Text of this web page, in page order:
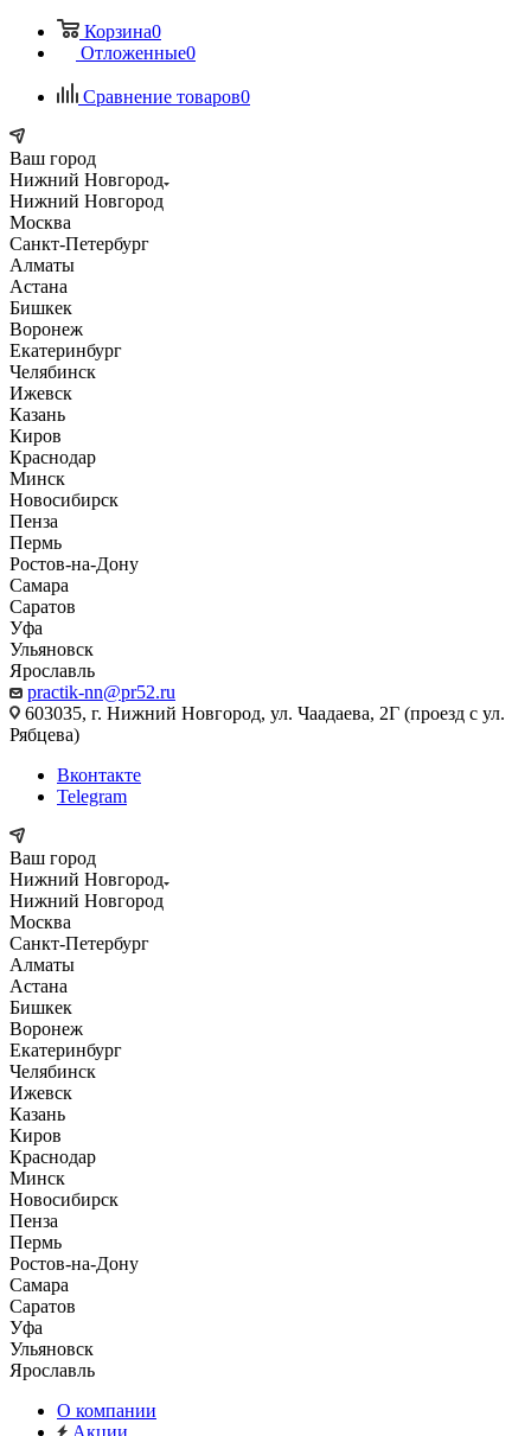
Корзина0
Отложенные0
Сравнение товаров0
Ваш город
Нижний Новгород
Нижний Новгород
Москва
Санкт-Петербург
Алматы
Астана
Бишкек
Воронеж
Екатеринбург
Челябинск
Ижевск
Казань
Киров
Краснодар
Минск
Новосибирск
Пенза
Пермь
Ростов-на-Дону
Самара
Саратов
Уфа
Ульяновск
Ярославль
practik-nn@pr52.ru
603035, г. Нижний Новгород, ул. Чаадаева, 2Г (проезд с ул.
Рябцева)
Вконтакте
Telegram
Ваш город
Нижний Новгород
Нижний Новгород
Москва
Санкт-Петербург
Алматы
Астана
Бишкек
Воронеж
Екатеринбург
Челябинск
Ижевск
Казань
Киров
Краснодар
Минск
Новосибирск
Пенза
Пермь
Ростов-на-Дону
Самара
Саратов
Уфа
Ульяновск
Ярославль
О компании
Акции